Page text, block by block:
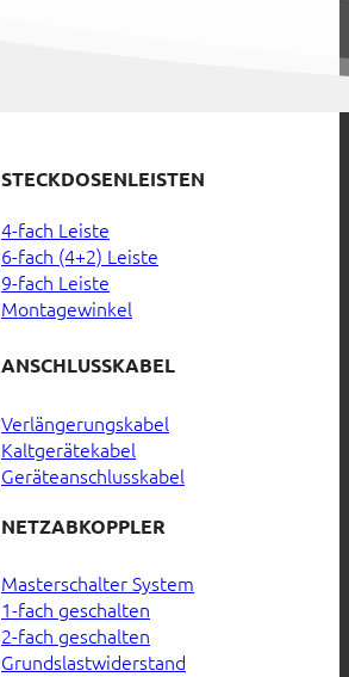
STECKDOSENLEISTEN
4-fach Leiste
6-fach (4+2) Leiste
9-fach Leiste
Montagewinkel
ANSCHLUSSKABEL
Verlängerungskabel
Kaltgerätekabel
Geräteanschlusskabel
NETZABKOPPLER
Masterschalter System
1-fach geschalten
2-fach geschalten
Grundslastwiderstand